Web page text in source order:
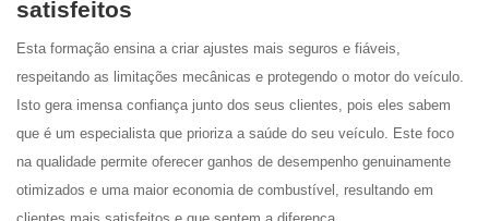
satisfeitos
Esta formação ensina a criar ajustes mais seguros e fiáveis,
respeitando as limitações mecânicas e protegendo o motor do veículo.
Isto gera imensa confiança junto dos seus clientes, pois eles sabem
que é um especialista que prioriza a saúde do seu veículo. Este foco
na qualidade permite oferecer ganhos de desempenho genuinamente
otimizados e uma maior economia de combustível, resultando em